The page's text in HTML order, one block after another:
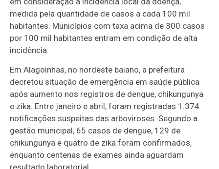
medida pela quantidade de casos a cada 100 mil
habitantes. Municípios com taxa acima de 300 casos
por 100 mil habitantes entram em condição de alta
incidência.
Em Alagoinhas, no nordeste baiano, a prefeitura
decretou situação de emergência em saúde pública
após aumento nos registros de dengue, chikungunya
e zika. Entre janeiro e abril, foram registradas 1.374
notificações suspeitas das arboviroses. Segundo a
gestão municipal, 65 casos de dengue, 129 de
chikungunya e quatro de zika foram confirmados,
enquanto centenas de exames ainda aguardam